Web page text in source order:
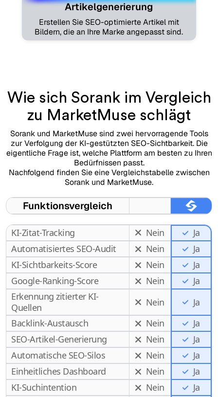
Artikelgenerierung
Erstellen Sie SEO-optimierte Artikel mit
Bildern, die an Ihre Marke angepasst sind.
Wie sich Sorank im Vergleich
zu MarketMuse schlägt
Sorank und MarketMuse sind zwei hervorragende Tools
zur Verfolgung der KI-gestützten SEO-Sichtbarkeit. Die
eigentliche Frage ist, welche Plattform am besten zu Ihren
Bedürfnissen passt.
Nachfolgend finden Sie eine Vergleichstabelle zwischen
Sorank und MarketMuse.
Funktionsvergleich
KI-Zitat-Tracking Nein
Ja
Automatisiertes SEO-Audit
Nein
Ja
KI-Sichtbarkeits-Score
Nein
Ja
Google-Ranking-Score
Nein
Ja
Erkennung zitierter KI-
Quellen
Nein
Ja
Backlink-Austausch
Nein
Ja
SEO-Artikel-Generierung
Nein
Ja
Automatische SEO-Silos
Nein
Ja
Einheitliches Dashboard
Nein
Ja
KI-Suchintention
Nein
Ja